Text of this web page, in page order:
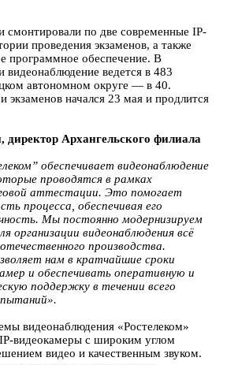
смонтировали по две современные IP-
проведения экзаменов, а также
программное обеспечение. В
видеонаблюдение ведется в 483
автономном округе — в 40.
экзаменов начался 23 мая и продлится
Архангельского филиала
обеспечивает видеонаблюдение
проводятся в рамках
аттестации. Это помогает
процесса, обеспечивая его
Мы постоянно модернизируем
организации видеонаблюдения всё
производства.
нам в кратчайшие сроки
и обеспечивать оперативную и
поддержку в течении всего
видеонаблюдения «Ростелеком»
видеокамеры с широким углом
видео и качественным звуком.